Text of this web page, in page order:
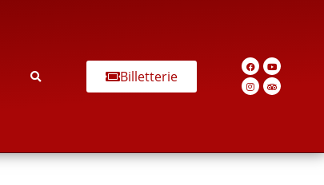
Billetterie